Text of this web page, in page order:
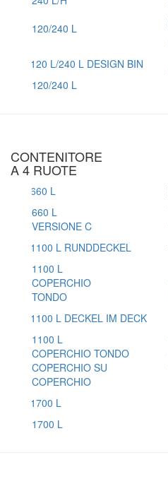
120/240 L
120/240 L
CONTENITORE
A 4 RUOTE
660 L
VERSIONE C
1100 L
COPERCHIO
TONDO
1100 L
COPERCHIO TONDO
COPERCHIO SU
COPERCHIO
1700 L